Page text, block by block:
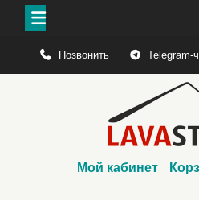
содержимому
Позвонить Telegram-
Мой кабинет